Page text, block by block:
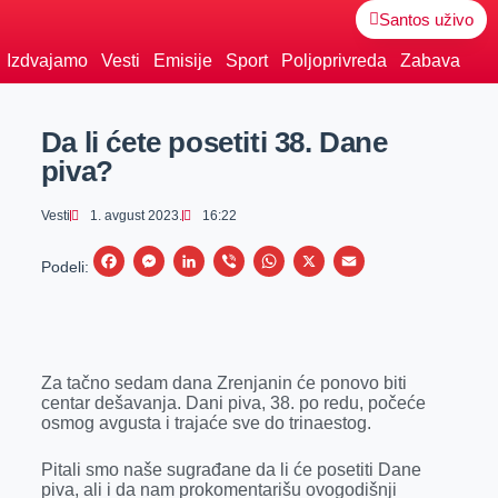
Santos uživo
Izdvajamo Vesti Emisije Sport Poljoprivreda Zabava
Da li ćete posetiti 38. Dane
piva?
Vesti 1. avgust 2023. 16:22
Podeli:
F
b
o
k
M
e
n
e
L
e
d
n
V
r
W
s
A
p
X
E
l
Za tačno sedam dana Zrenjanin će ponovo biti
centar dešavanja. Dani piva, 38. po redu, počeće
osmog avgusta i trajaće sve do trinaestog.
Pitali smo naše sugrađane da li će posetiti Dane
piva, ali i da nam prokomentarišu ovogodišnji